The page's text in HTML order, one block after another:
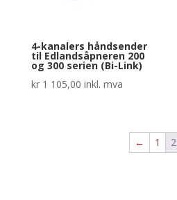
4-kanalers håndsender
til Edlandsåpneren 200
og 300 serien (Bi-Link)
kr1 105,00 inkl. mva
← 1 2